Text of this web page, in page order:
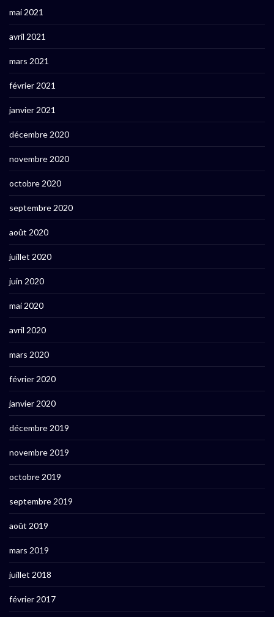
mai 2021
avril 2021
mars 2021
février 2021
janvier 2021
décembre 2020
novembre 2020
octobre 2020
septembre 2020
août 2020
juillet 2020
juin 2020
mai 2020
avril 2020
mars 2020
février 2020
janvier 2020
décembre 2019
novembre 2019
octobre 2019
septembre 2019
août 2019
mars 2019
juillet 2018
février 2017